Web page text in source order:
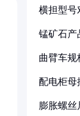
横担型号
锰矿石产
曲臂车规
配电柜母
膨胀螺丝